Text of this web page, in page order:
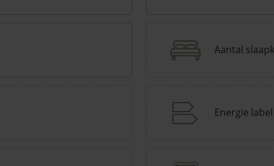
Aantal
Energie label